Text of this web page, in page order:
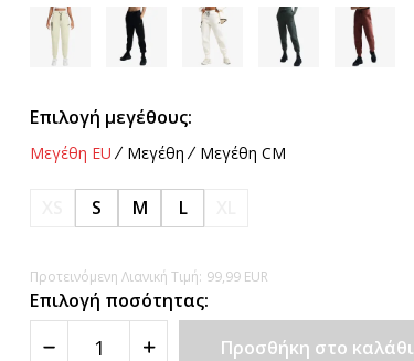
Επιλογή μεγέθους:
Μεγέθη EU Μεγέθη Μεγέθη CM
S M L
Προτεινόμενη Λιανική Τιμή: 99,99 EUR
Επιλογή ποσότητας:
Προσθήκη στο καλάθι